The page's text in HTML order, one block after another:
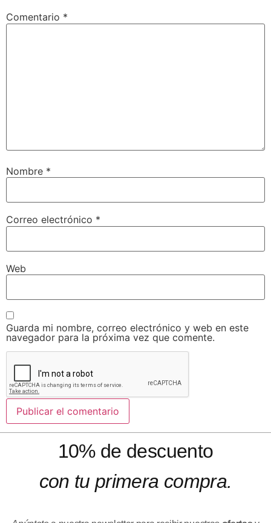
Comentario *
Nombre *
Correo electrónico *
Web
Guarda mi nombre, correo electrónico y web en este
navegador para la próxima vez que comente.
10% de descuento
con tu primera compra.